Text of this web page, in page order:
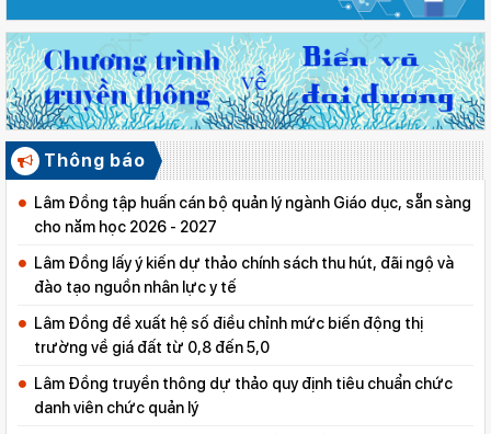
Thông báo
Lâm Đồng tập huấn cán bộ quản lý ngành Giáo dục, sẵn sàng
cho năm học 2026 - 2027
Lâm Đồng lấy ý kiến dự thảo chính sách thu hút, đãi ngộ và
đào tạo nguồn nhân lực y tế
Lâm Đồng đề xuất hệ số điều chỉnh mức biến động thị
trường về giá đất từ 0,8 đến 5,0
Lâm Đồng truyền thông dự thảo quy định tiêu chuẩn chức
danh viên chức quản lý